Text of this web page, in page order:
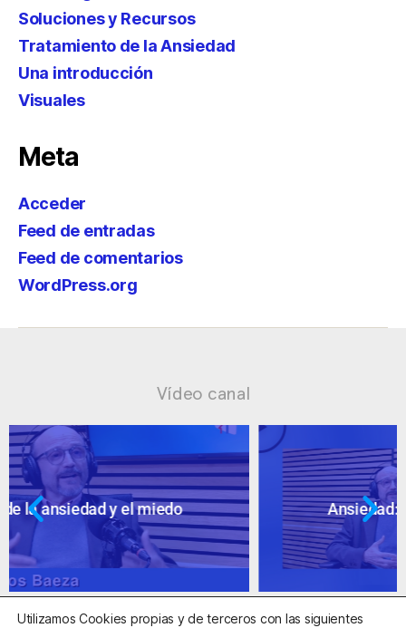
Soluciones y Recursos
Tratamiento de la Ansiedad
Una introducción
Visuales
Meta
Acceder
Feed de entradas
Feed de comentarios
WordPress.org
Vídeo canal
Ansiedad: supuestos cuestionables
Utilizamos Cookies propias y de terceros con las siguientes